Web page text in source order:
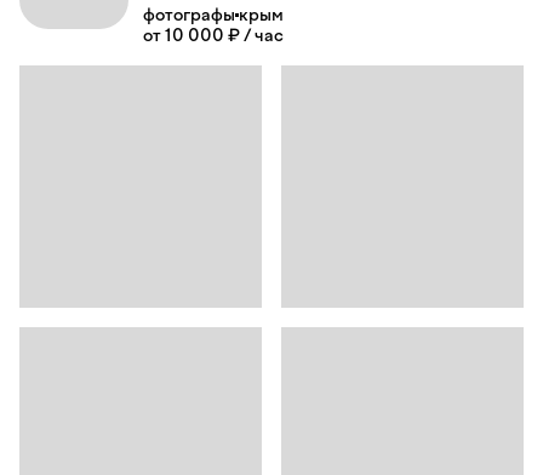
фотографы крым
от 10 000 ₽ / час